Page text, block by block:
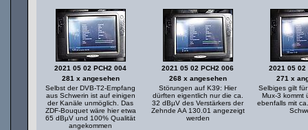
2021 05 02 PCH2 004
281 x angesehen
Selbst der DVB-T2-Empfang
aus Schwerin ist auf einigen
der Kanäle unmöglich. Das
ZDF-Bouquet wäre hier etwa
65 dBµV und 100% Qualität
angekommen
2021 05 02 PCH2 006
268 x angesehen
Störungen auf K39: Hier
dürften eigentlich nur die ca.
32 dBµV des Verstärkers der
Zehnde AA 130.01 angezeigt
werden
2021 05 02
271 x
Selbiges gilt
Mux-3 kommt
ebenfalls mit